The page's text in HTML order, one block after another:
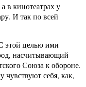
в кинотеатрах у
И так по всей
этой целью ими
насчитывающий
Союза к обороне.
чувствуют себя, как,